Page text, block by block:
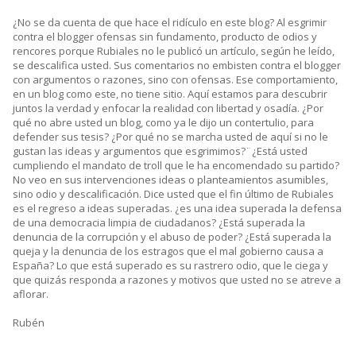
¿No se da cuenta de que hace el ridículo en este blog? Al esgrimir
contra el blogger ofensas sin fundamento, producto de odios y
rencores porque Rubiales no le publicó un artículo, según he leído,
se descalifica usted. Sus comentarios no embisten contra el blogger
con argumentos o razones, sino con ofensas. Ese comportamiento,
en un blog como este, no tiene sitio. Aquí estamos para descubrir
juntos la verdad y enfocar la realidad con libertad y osadía. ¿Por
qué no abre usted un blog, como ya le dijo un contertulio, para
defender sus tesis? ¿Por qué no se marcha usted de aquí si no le
gustan las ideas y argumentos que esgrimimos?¨¿Está usted
cumpliendo el mandato de troll que le ha encomendado su partido?
No veo en sus intervenciones ideas o planteamientos asumibles,
sino odio y descalificación. Dice usted que el fin último de Rubiales
es el regreso a ideas superadas. ¿es una idea superada la defensa
de una democracia limpia de ciudadanos? ¿Está superada la
denuncia de la corrupción y el abuso de poder? ¿Está superada la
queja y la denuncia de los estragos que el mal gobierno causa a
España? Lo que está superado es su rastrero odio, que le ciega y
que quizás responda a razones y motivos que usted no se atreve a
aflorar.
Rubén